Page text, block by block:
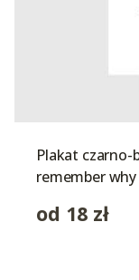
Plakat czarno-
remember
od 18 zł